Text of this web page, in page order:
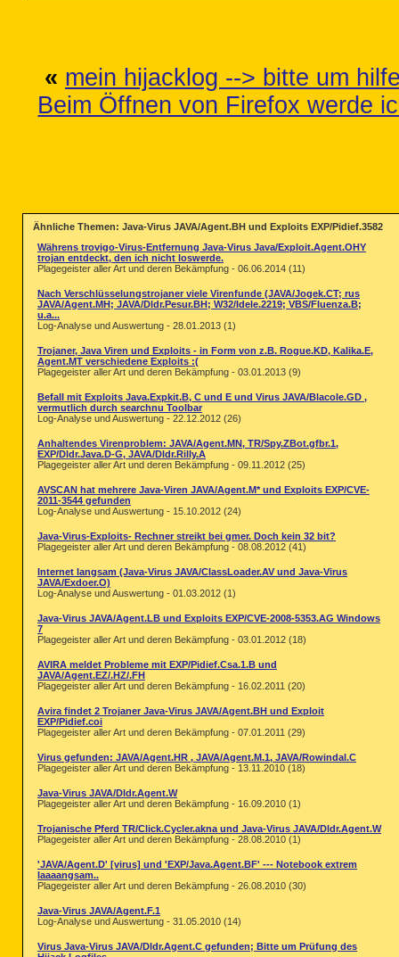
« mein hijacklog --> bitte um
Beim Öffnen von Firefox werde
Ähnliche Themen: Java-Virus JAVA/Agent.BH und Exploits EXP/Pidief.3582
Währens trovigo-Virus-Entfernung Java-Virus Java/Exploit.Agent.OHY
trojan entdeckt, den ich nicht loswerde.
Plagegeister aller Art und deren Bekämpfung - 06.06.2014 (11)
Nach Verschlüsselungstrojaner viele Virenfunde (JAVA/Jogek.CT; rus
JAVA/Agent.MH; JAVA/Dldr.Pesur.BH; W32/Idele.2219; VBS/Fluenza.B;
u.a...
Log-Analyse und Auswertung - 28.01.2013 (1)
Trojaner, Java Viren und Exploits - in Form von z.B. Rogue.KD, Kalika.E,
Agent.MT verschiedene Exploits :(
Plagegeister aller Art und deren Bekämpfung - 03.01.2013 (9)
Befall mit Exploits Java.Expkit.B, C und E und Virus JAVA/Blacole.GD ,
vermutlich durch searchnu Toolbar
Log-Analyse und Auswertung - 22.12.2012 (26)
Anhaltendes Virenproblem: JAVA/Agent.MN, TR/Spy.ZBot.gfbr.1,
EXP/Dldr.Java.D-G, JAVA/Dldr.Rilly.A
Plagegeister aller Art und deren Bekämpfung - 09.11.2012 (25)
AVSCAN hat mehrere Java-Viren JAVA/Agent.M* und Exploits EXP/CVE-
2011-3544 gefunden
Log-Analyse und Auswertung - 15.10.2012 (24)
Java-Virus-Exploits- Rechner streikt bei gmer. Doch kein 32 bit?
Plagegeister aller Art und deren Bekämpfung - 08.08.2012 (41)
Internet langsam (Java-Virus JAVA/ClassLoader.AV und Java-Virus
JAVA/Exdoer.O)
Log-Analyse und Auswertung - 01.03.2012 (1)
Java-Virus JAVA/Agent.LB und Exploits EXP/CVE-2008-5353.AG Windows
7
Plagegeister aller Art und deren Bekämpfung - 03.01.2012 (18)
AVIRA meldet Probleme mit EXP/Pidief.Csa.1.B und
JAVA/Agent.EZ/.HZ/.FH
Plagegeister aller Art und deren Bekämpfung - 16.02.2011 (20)
Avira findet 2 Trojaner Java-Virus JAVA/Agent.BH und Exploit
EXP/Pidief.coi
Plagegeister aller Art und deren Bekämpfung - 07.01.2011 (29)
Virus gefunden: JAVA/Agent.HR , JAVA/Agent.M.1, JAVA/Rowindal.C
Plagegeister aller Art und deren Bekämpfung - 13.11.2010 (18)
Java-Virus JAVA/Dldr.Agent.W
Plagegeister aller Art und deren Bekämpfung - 16.09.2010 (1)
Trojanische Pferd TR/Click.Cycler.akna und Java-Virus JAVA/Dldr.Agent.W
Plagegeister aller Art und deren Bekämpfung - 28.08.2010 (1)
'JAVA/Agent.D' [virus] und 'EXP/Java.Agent.BF' --- Notebook extrem
laaaangsam..
Plagegeister aller Art und deren Bekämpfung - 26.08.2010 (30)
Java-Virus JAVA/Agent.F.1
Log-Analyse und Auswertung - 31.05.2010 (14)
Virus Java-Virus JAVA/Dldr.Agent.C gefunden; Bitte um Prüfung des